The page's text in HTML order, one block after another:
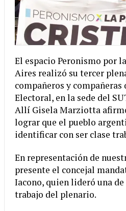
El espacio Peronismo por
Aires realizó su tercer
compañeros y
Electoral, en la sede del
Allí Gisela Marziotta
lograr que el pueblo
identificar con ser clase
En representación de
presente el concejal
Iacono, quien lideró una
trabajo del plenario.